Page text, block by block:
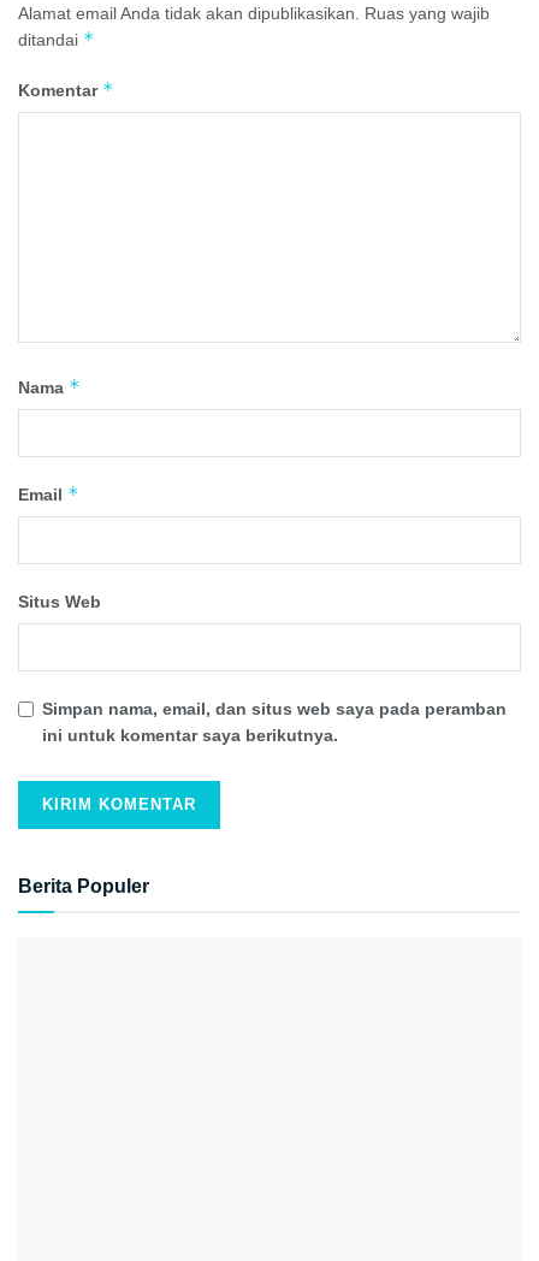
Alamat email Anda tidak akan dipublikasikan.
Ruas yang wajib
ditandai *
Komentar *
Nama *
Email *
Situs Web
Simpan nama, email, dan situs web saya pada peramban
ini untuk komentar saya berikutnya.
Berita Populer